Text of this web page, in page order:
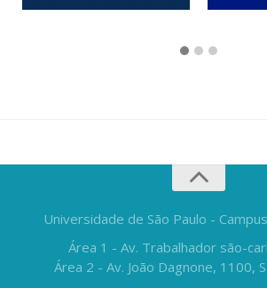
Universidade de São Paulo -
Área 1 - Av. Trabalhador são-
Área 2 - Av. João Dagnone, 1100,